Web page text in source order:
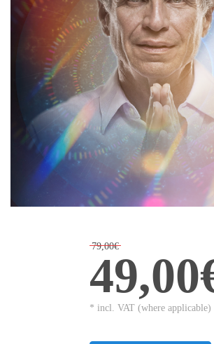
79,00€
* incl. VAT (where applicable)